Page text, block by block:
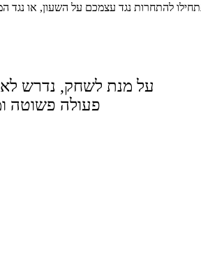
להתחרות נגד עצמכם על השעון, או
על מנת לשחק, נדרש
פעולה פשוטה